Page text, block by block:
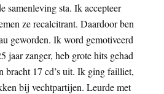
samenleving sta. Ik accepteer
ze recalcitrant. Daardoor ben
geworden. Ik word gemotiveerd
jaar zanger, heb grote hits gehad
bracht 17 cd’s uit. Ik ging failliet,
bij vechtpartijen. Leurde met